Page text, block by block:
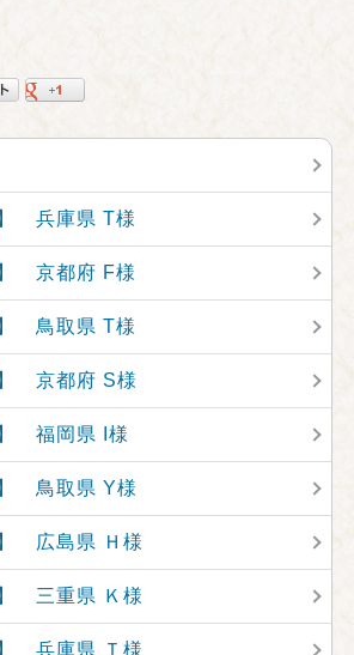
】 兵庫県 T様
】 京都府 F様
】 鳥取県 T様
】 京都府 S様
】 福岡県 I様
】 鳥取県 Y様
】 広島県 Ｈ様
】 三重県 Ｋ様
】 兵庫県 Ｔ様